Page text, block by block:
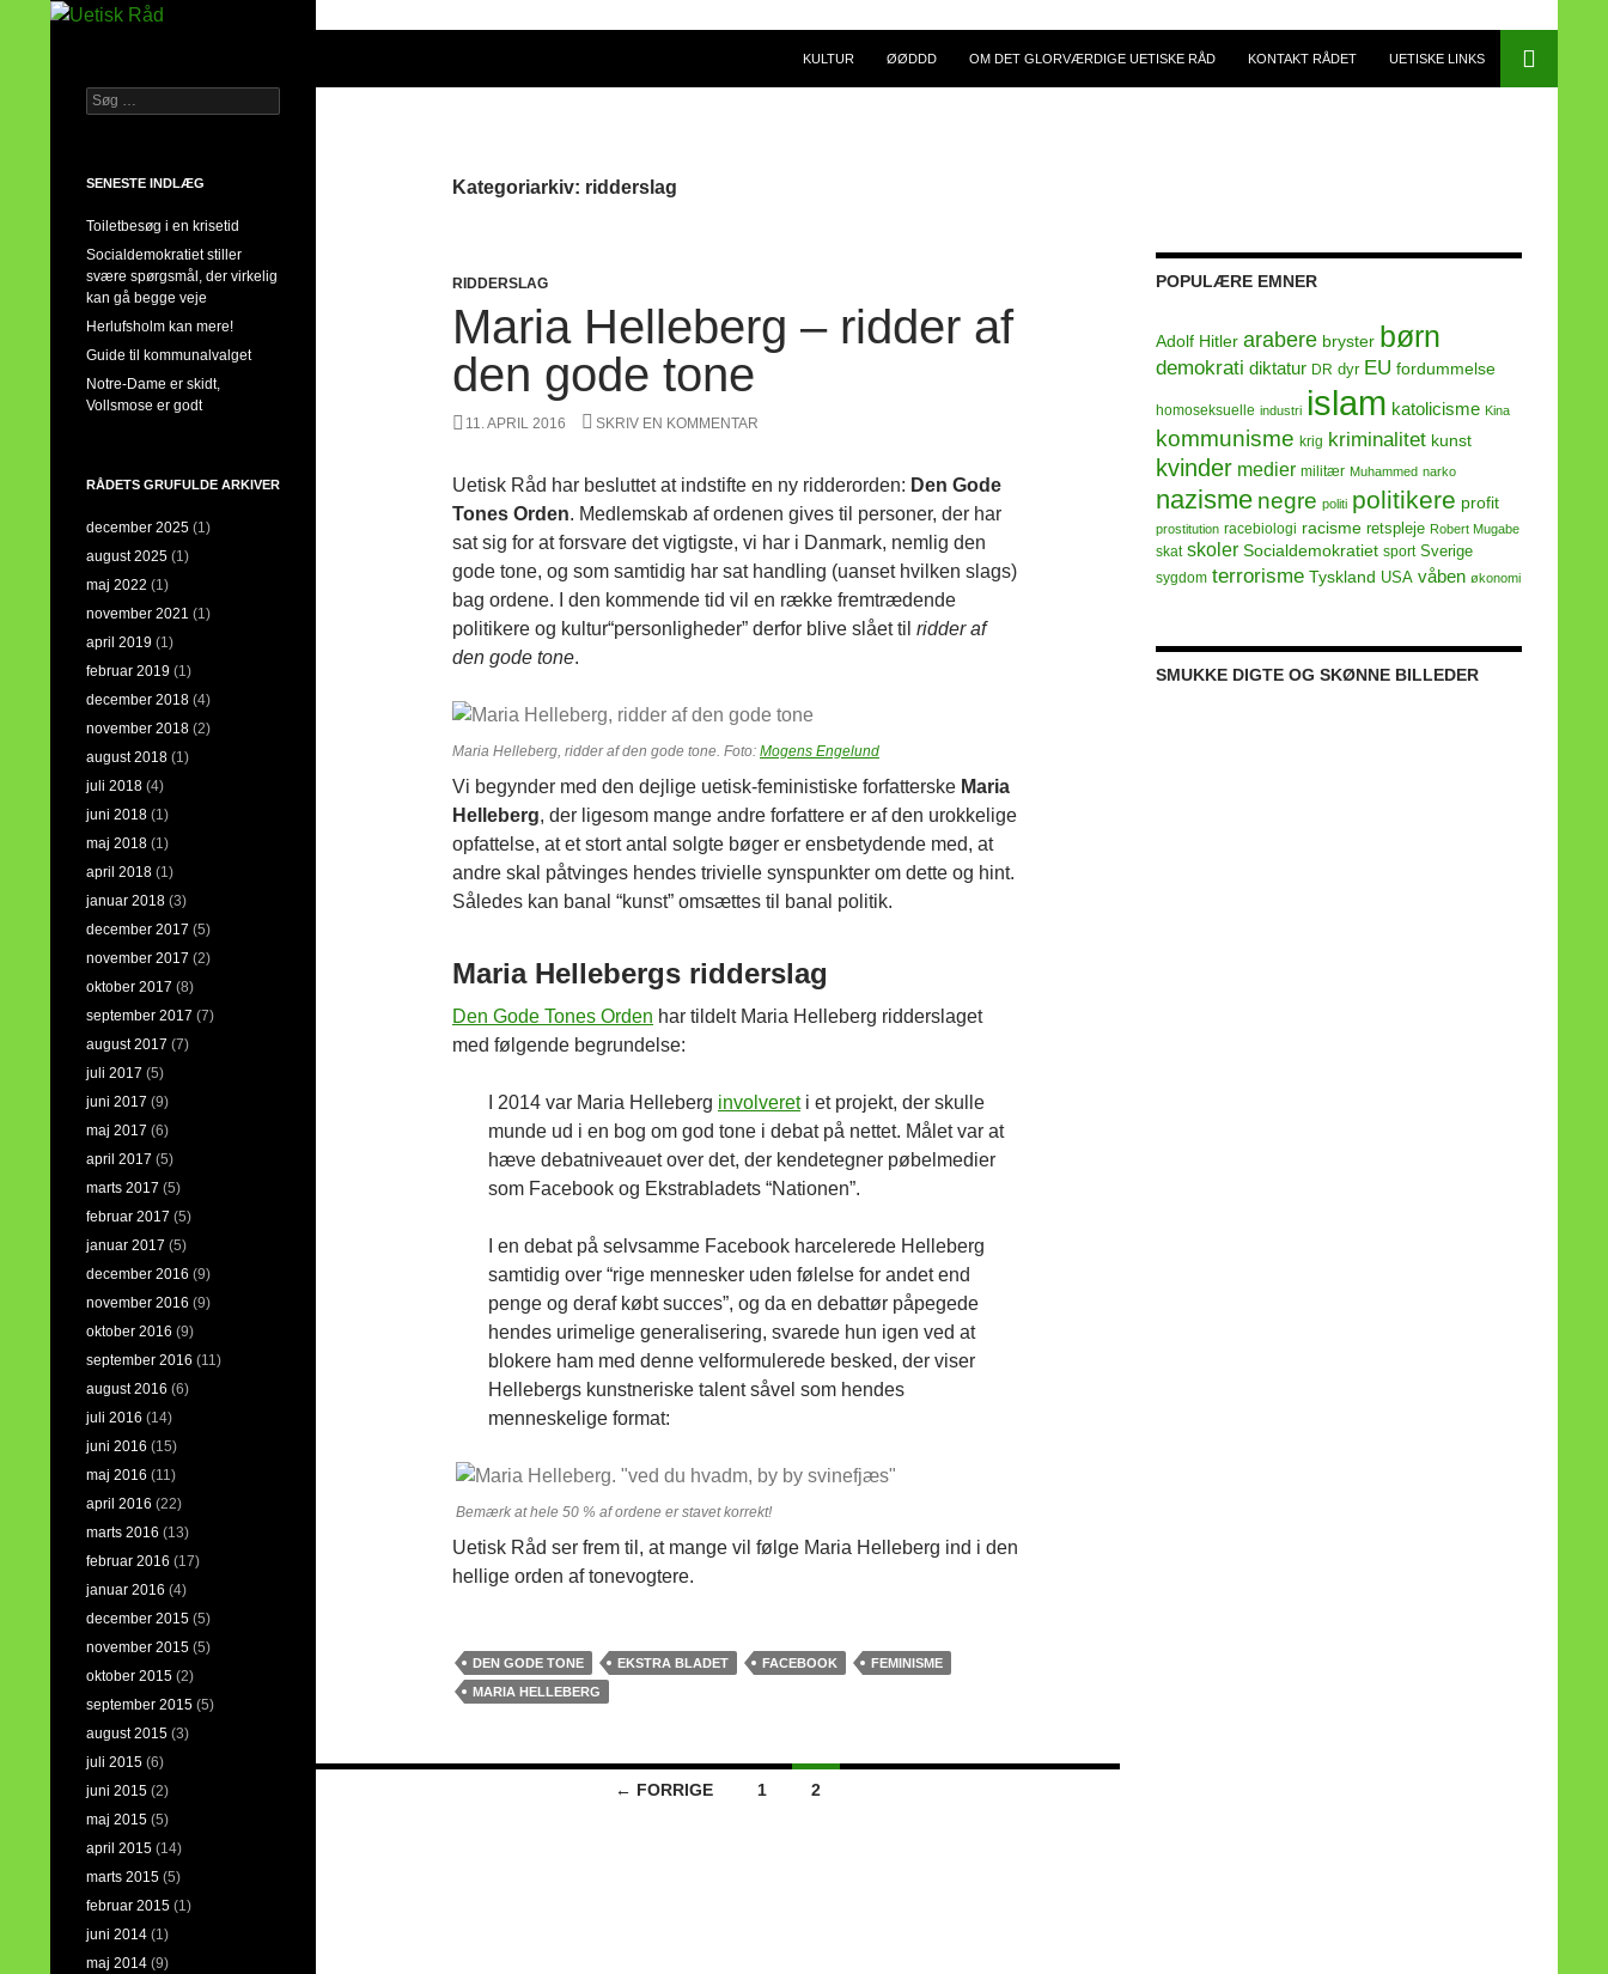
KULTUR ØØDDD OM DET GLORVÆRDIGE UETISKE RÅD KONTAKT RÅDET UETISKE LINKS
Kategoriarkiv: ridderslag
RIDDERSLAG
Maria Helleberg – ridder af
den gode tone
11. APRIL 2016 SKRIV EN KOMMENTAR
Uetisk Råd har besluttet at indstifte en ny ridderorden: Den Gode
Tones Orden. Medlemskab af ordenen gives til personer, der har
sat sig for at forsvare det vigtigste, vi har i Danmark, nemlig den
gode tone, og som samtidig har sat handling (uanset hvilken slags)
bag ordene. I den kommende tid vil en række fremtrædende
politikere og kultur“personligheder” derfor blive slået til ridder af
den gode tone.
Maria Helleberg, ridder af den gode tone. Foto: Mogens Engelund
Vi begynder med den dejlige uetisk-feministiske forfatterske Maria
Helleberg, der ligesom mange andre forfattere er af den urokkelige
opfattelse, at et stort antal solgte bøger er ensbetydende med, at
andre skal påtvinges hendes trivielle synspunkter om dette og hint.
Således kan banal “kunst” omsættes til banal politik.
Maria Hellebergs ridderslag
Den Gode Tones Orden har tildelt Maria Helleberg ridderslaget
med følgende begrundelse:
I 2014 var Maria Helleberg involvereti et projekt, der skulle
munde ud i en bog om god tone i debat på nettet. Målet var at
hæve debatniveauet over det, der kendetegner pøbelmedier
som Facebook og Ekstrabladets “Nationen”.
I en debat på selvsamme Facebook harcelerede Helleberg
samtidig over “rige mennesker uden følelse for andet end
penge og deraf købt succes”, og da en debattør påpegede
hendes urimelige generalisering, svarede hun igen ved at
blokere ham med denne velformulerede besked, der viser
Hellebergs kunstneriske talent såvel som hendes
menneskelige format:
Bemærk at hele 50 % af ordene er stavet korrekt!
Uetisk Råd ser frem til, at mange vil følge Maria Helleberg ind i den
hellige orden af tonevogtere.
DEN GODE TONE EKSTRA BLADET FACEBOOK
FEMINISME
MARIA HELLEBERG
← FORRIGE 1 2
POPULÆRE EMNER
Adolf Hitler arabere bryster børn
demokrati diktatur DR dyr EU fordummelse
homoseksuelle industri islam katolicisme Kina
kommunisme krig kriminalitet kunst
kvinder medier militær Muhammed narko
nazisme negre politi politikere profit
prostitution racebiologi racisme retspleje Robert Mugabe
skat skoler Socialdemokratiet sport Sverige
sygdom terrorisme Tyskland USA våben økonomi
SMUKKE DIGTE OG SKØNNE BILLEDER
din stemme i et sygt, sygt samfund!
Søg
efter:
SENESTE INDLÆG
Toiletbesøg i en krisetid
Socialdemokratiet stiller
svære spørgsmål, der virkelig
kan gå begge veje
Herlufsholm kan mere!
Guide til kommunalvalget
Notre-Dame er skidt,
Vollsmose er godt
RÅDETS GRUFULDE ARKIVER
december 2025 (1)
august 2025 (1)
maj 2022 (1)
november 2021 (1)
april 2019 (1)
februar 2019 (1)
december 2018 (4)
november 2018 (2)
august 2018 (1)
juli 2018 (4)
juni 2018 (1)
maj 2018 (1)
april 2018 (1)
januar 2018 (3)
december 2017 (5)
november 2017 (2)
oktober 2017 (8)
september 2017 (7)
august 2017 (7)
juli 2017 (5)
juni 2017 (9)
maj 2017 (6)
april 2017 (5)
marts 2017 (5)
februar 2017 (5)
januar 2017 (5)
december 2016 (9)
november 2016 (9)
oktober 2016 (9)
september 2016 (11)
august 2016 (6)
juli 2016 (14)
juni 2016 (15)
maj 2016 (11)
april 2016 (22)
marts 2016 (13)
februar 2016 (17)
januar 2016 (4)
december 2015 (5)
november 2015 (5)
oktober 2015 (2)
september 2015 (5)
august 2015 (3)
juli 2015 (6)
juni 2015 (2)
maj 2015 (5)
april 2015 (14)
marts 2015 (5)
februar 2015 (1)
juni 2014 (1)
maj 2014 (9)